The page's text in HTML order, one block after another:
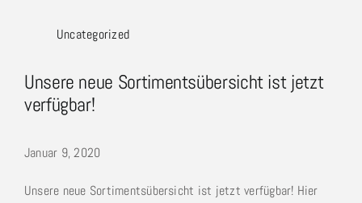
Uncategorized
Unsere neue Sortimentsübersicht ist jetzt
verfügbar!
Januar 9, 2020
Unsere neue Sortimentsübersicht ist jetzt verfügbar! Hier